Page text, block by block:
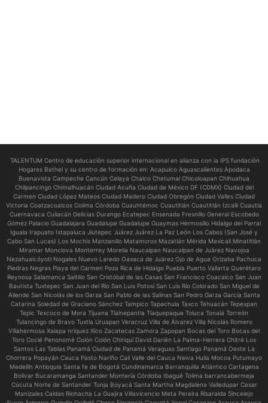
TALENTUM Centro de educación superior internacional en alianza con la IPS fundación
Hogares Bethel y su centro de formación en: Acapulco Aguascalientes Apodaca
Buenavista Campeche Cancún Celaya Chalco Chetumal Chicoloapan Chihuahua
Chilpancingo Chimalhuacán Ciudad Acuña Ciudad de México DF (CDMX) Ciudad del
Carmen Ciudad López Mateos Ciudad Madero Ciudad Obregón Ciudad Valles Ciudad
Victoria Coatzacoalcos Colima Córdoba Cuauhtémoc Cuautitlán Cuautitlán Izcalli Cuautla
Cuernavaca Culiacán Delicias Durango Ecatepec Ensenada Fresnillo General Escobedo
Gómez Palacio Guadalajara Guadalupe Guadalupe Guaymas Hermosillo Hidalgo del Parral
Iguala Irapuato Ixtapaluca Jiutepec Juárez Juárez La Paz León Los Cabos (San José y
Cabo San Lucas) Los Mochis Manzanillo Matamoros Mazatlán Mérida Mexicali Minatitlán
Miramar Monclova Monterrey Morelia Naucalpan Naucalpan de Juárez Navojoa
Nezahualcóyotl Nogales Nuevo Laredo Oaxaca de Juárez Ojo de Agua Orizaba Pachuca
Piedras Negras Playa del Carmen Poza Rica de Hidalgo Puebla Puerto Vallarta Querétaro
Reynosa Salamanca Saltillo San Cristóbal de las Casas San Francisco Coacalco San Juan
Bautista Tuxtepec San Juan del Río San Luis Potosí San Luis Río Colorado San Miguel de
Allende San Nicolás de los Garza San Pablo de las Salinas San Pedro Garza García Santa
Catarina Soledad de Graciano Sánchez Tampico Tapachula Taxco Tehuacán Tepexpan
Tepic Texcoco de Mora Tijuana Tlalnepantla Tlaquepaque Toluca Tonalá Torreón
Tulancingo de Bravo Tuxtla Uruapan Veracruz Villa de Álvarez Villa Nicolás Romero
Villahermosa Xalapa nriquez Xico Zacatecas Zamora Zapopan Bocas del Toro Bocas del
Toro Coclé Penonomé Colón Colón Chiriquí David Darién La Palma-Herrera Chitré Los
Santos Las Tablas Panamá Ciudad de Panamá Veraguas Santiago Panamá Oeste La
Chorrera Popayán Cauca Pasto Nariño Cali Valle del Cauca Neiva Huila Mocoa Putumayo
Medellín Antioquia Santa fe de Bogotá Cundinamarca Barranquilla Atlántico Cartagena
Bolívar Bucaramanga Santander Montería Córdoba Ibagué Tolima barrancabermeja
Cúcuta Norte de Santander Tunja Boyacá Santa Martha Magdalena Valledupar Cesar
Manizales Caldas Riohacha La Guajira Villavicencio Meta Pereira Risaralda Sincelejo